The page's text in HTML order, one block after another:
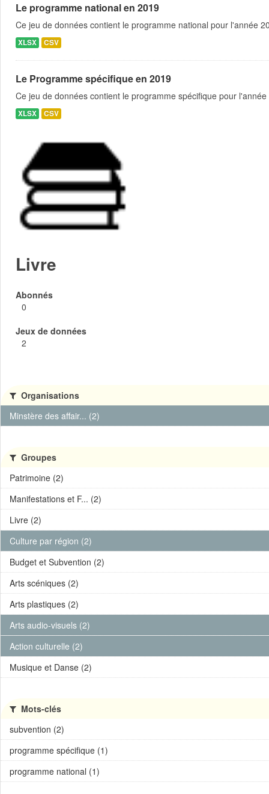
Le programme national en 2019
Ce jeu de données contient le programme national pour l'année
XLSX CSV
Le Programme spécifique en 2019
Ce jeu de données contient le programme spécifique pour
XLSX CSV
Livre
Abonnés
0
Jeux de données
2
Organisations
Minstère des affair... (2)
Groupes
Patrimoine (2)
Manifestations et F... (2)
Livre (2)
Culture par région (2)
Budget et Subvention (2)
Arts scéniques (2)
Arts plastiques (2)
Arts audio-visuels (2)
Action culturelle (2)
Musique et Danse (2)
Mots-clés
subvention (2)
programme spécifique (1)
programme national (1)